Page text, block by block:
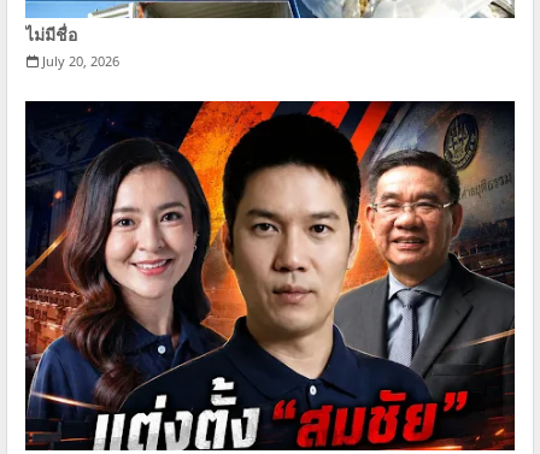
ไม่มีชื่อ
July 20, 2026